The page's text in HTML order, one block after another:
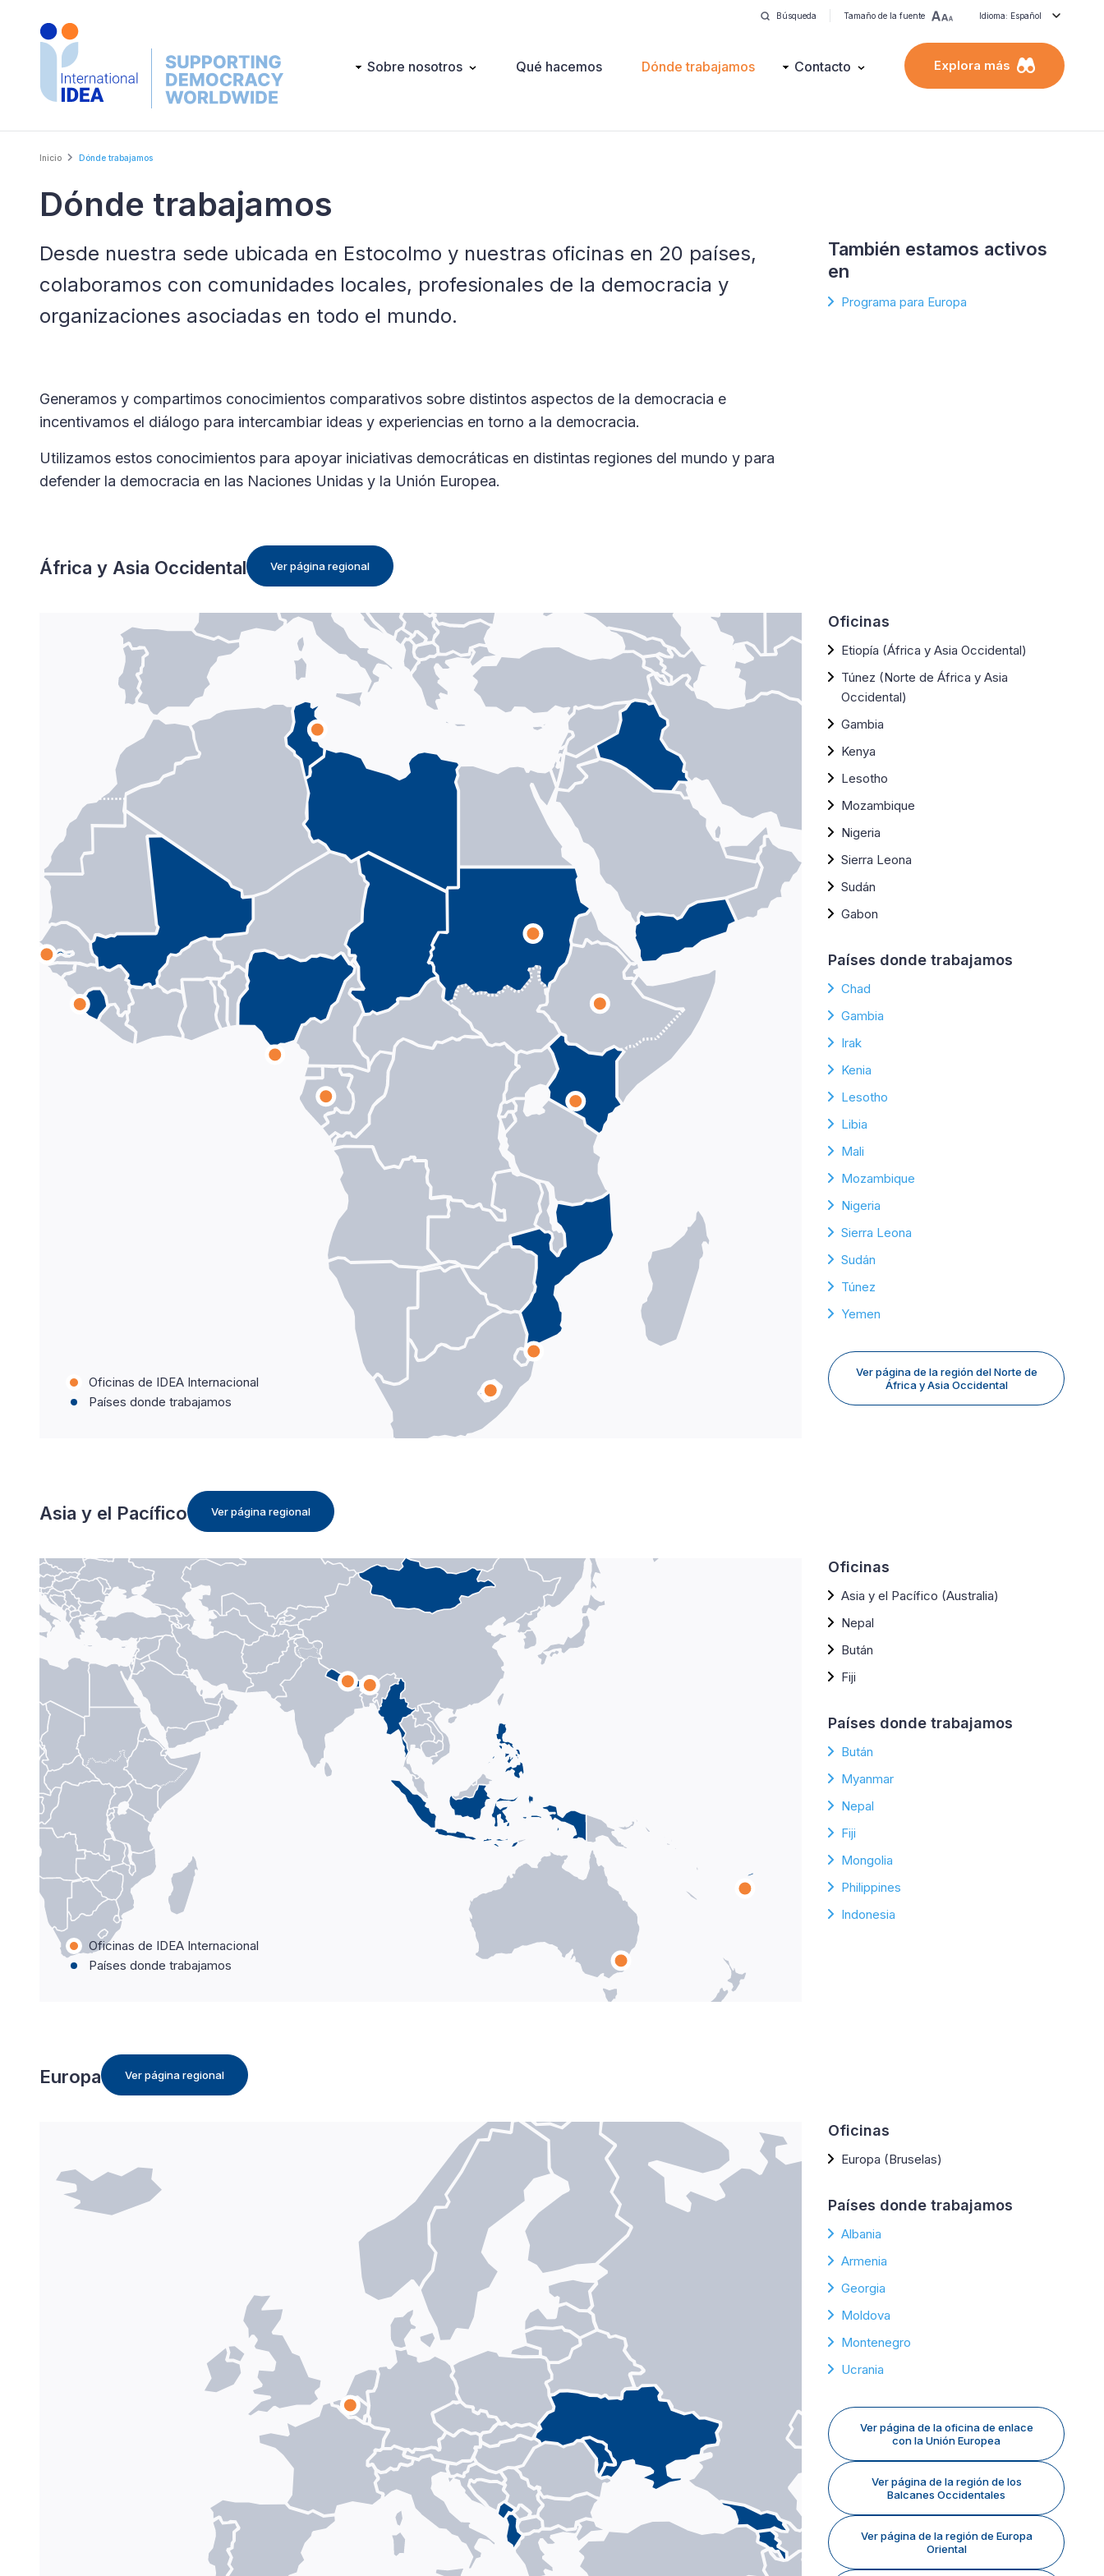
Búsqueda Tamaño de la fuente Idioma: Español
Main Sobre nosotros Qué hacemos Dónde trabajamos Contacto Explora más
Breadcrumb
Inicio Dónde trabajamos
Dónde trabajamos
Desde nuestra sede ubicada en Estocolmo y nuestras oficinas en 20 países,
colaboramos con comunidades locales, profesionales de la democracia y
organizaciones asociadas en todo el mundo.
Generamos y compartimos conocimientos comparativos sobre distintos aspectos de la democracia e
incentivamos el diálogo para intercambiar ideas y experiencias en torno a la democracia.
Utilizamos estos conocimientos para apoyar iniciativas democráticas en distintas regiones del mundo y para
defender la democracia en las Naciones Unidas y la Unión Europea.
También estamos activos
en
Programa para Europa
África y Asia Occidental Ver página regional
Oficinas de IDEA Internacional
Países donde trabajamos
Oficinas
Etiopía (África y Asia Occidental)
Túnez (Norte de África y Asia
Occidental)
Gambia
Kenya
Lesotho
Mozambique
Nigeria
Sierra Leona
Sudán
Gabon
Países donde trabajamos
Chad
Gambia
Irak
Kenia
Lesotho
Libia
Mali
Mozambique
Nigeria
Sierra Leona
Sudán
Túnez
Yemen
Ver página de la región del Norte de
África y Asia Occidental
Asia y el Pacífico Ver página regional
Oficinas de IDEA Internacional
Países donde trabajamos
Oficinas
Asia y el Pacífico (Australia)
Nepal
Bután
Fiji
Países donde trabajamos
Bután
Myanmar
Nepal
Fiji
Mongolia
Philippines
Indonesia
Europa Ver página regional
Oficinas
Europa (Bruselas)
Países donde trabajamos
Albania
Armenia
Georgia
Moldova
Montenegro
Ucrania
Ver página de la oficina de enlace
con la Unión Europea
Ver página de la región de los
Balcanes Occidentales
Ver página de la región de Europa
Oriental